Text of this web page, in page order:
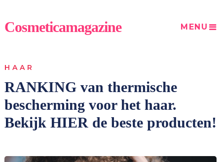
Cosmeticamagazine MENU
HAAR
RANKING van thermische
bescherming voor het haar.
Bekijk HIER de beste producten!